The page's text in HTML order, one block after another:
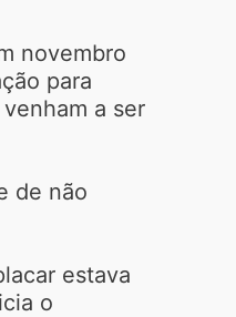
novembro
para
a ser
de não
estava
o